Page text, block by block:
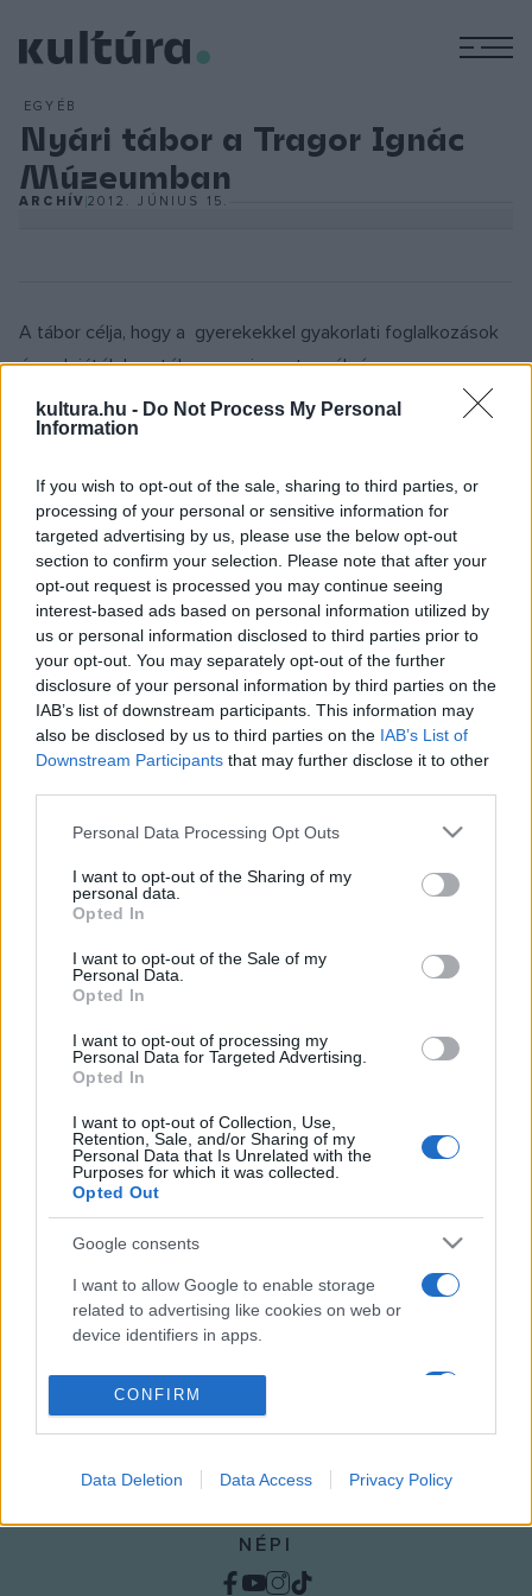
kultura.hu - Do Not Process My Personal
Information
If you wish to opt-out of the sale, sharing to third parties, or
processing of your personal or sensitive information for
targeted advertising by us, please use the below opt-out
section to confirm your selection. Please note that after your
opt-out request is processed you may continue seeing
interest-based ads based on personal information utilized by
us or personal information disclosed to third parties prior to
your opt-out. You may separately opt-out of the further
disclosure of your personal information by third parties on the
IAB’s list of downstream participants. This information may
also be disclosed by us to third parties on the IAB’s List of
Downstream Participants that may further disclose it to other
Please note that this website/app uses one or more Google
not limited to your visit or usage behaviour. You may click to
grant or deny consent to Google and its third-party tags to
use your data for below specified purposes in below Google
consent section.
Personal Data Processing Opt Outs
I want to opt-out of the Sharing of my
personal data.
Opted In
I want to opt-out of the Sale of my
Personal Data.
Opted In
I want to opt-out of processing my
Personal Data for Targeted Advertising.
Opted In
I want to opt-out of Collection, Use,
Retention, Sale, and/or Sharing of my
Personal Data that Is Unrelated with the
Purposes for which it was collected.
Opted Out
Google consents
I want to allow Google to enable storage
related to advertising like cookies on web or
device identifiers in apps.
I want to allow my user data to be sent to
Google for online advertising purposes.
personalized advertising.
I want to allow Google to enable storage
related to analytics like cookies on web or
device identifiers in apps.
CONFIRM
Data Deletion Data Access Privacy Policy
EGYÉB
Nyári tábor a Tragor Ignác
Múzeumban
ARCHÍV2012. JÚNIUS 15.
A tábor célja, hogy a gyerekekkel gyakorlati foglalkozások
és sok játék keretében megismertessék és
megszerettessék a múzeumot, a múzeumi
tevékenységeket és értékeket.
Ízelítő a tábor programjából: Mi történik a Múzeum kulisszái
mögött? Ki az a restaurátor és mit csinál? Hogyan dolgozik
egy régész? Egy nap Báthori Miklós püspök udvarában.
Nekünk is van múmiánk! Legyél Te is honfoglaló!
Részvételi díj: 7.500Ft/fő/5 nap (1.500 Ft/fő/nap). A tábor
ára tartalmazza a múzeumi belépőket és a
múzeumpedagógiai foglalkozások költségeit, amely
magában foglalja az anyagköltséget is. A költségek
étkezést nem tartalmaznak.
A tábort min. 5 fő jelentkezése esetén tudják elindítani,
információ Kis Bernadett múzeumpedagógusnál (e-mail:
kis.bernadett@pmmi.hu
mobil: 30/681-6395).
PROGRAM
MEGOSZTÁS
NÉPI